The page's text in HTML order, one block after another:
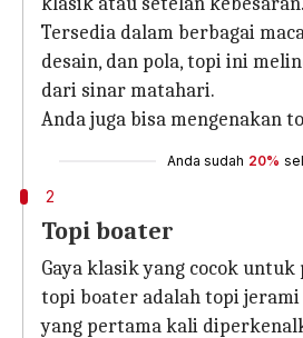
Tersedia dalam berbagai
desain, dan pola, topi ini
dari sinar matahari.
Anda juga bisa mengenakan
Anda sudah 20%
2
Topi boater
Gaya klasik yang cocok
topi boater adalah topi
yang pertama kali